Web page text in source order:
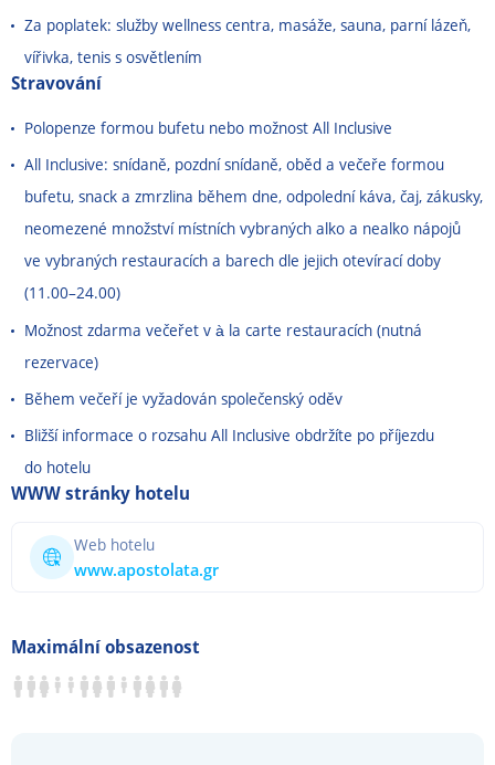
Za poplatek: služby wellness centra, masáže, sauna, parní lázeň,
vířivka, tenis s osvětlením
Stravování
Polopenze formou bufetu nebo možnost All Inclusive
All Inclusive: snídaně, pozdní snídaně, oběd a večeře formou
bufetu, snack a zmrzlina během dne, odpolední káva, čaj, zákusky,
neomezené množství místních vybraných alko a nealko nápojů
ve vybraných restauracích a barech dle jejich otevírací doby
(11.00–24.00)
Možnost zdarma večeřet v à la carte restauracích (nutná
rezervace)
Během večeří je vyžadován společenský oděv
Bližší informace o rozsahu All Inclusive obdržíte po příjezdu
do hotelu
WWW stránky hotelu
Web hotelu
www.apostolata.gr
Maximální obsazenost